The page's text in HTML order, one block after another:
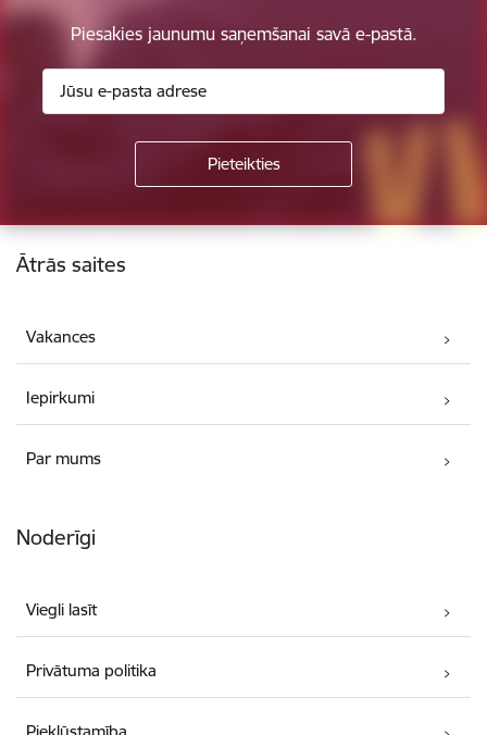
Piesakies jaunumu saņemšanai savā e-pastā.
Kājene
Ātrās saites
Vakances
Iepirkumi
Par mums
Noderīgi
Viegli lasīt
Privātuma politika